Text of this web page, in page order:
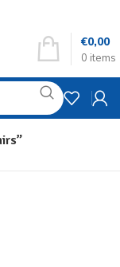
0 items
€0,00